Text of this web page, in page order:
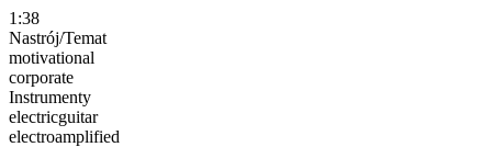
1:38
Nastrój/Temat
motivational
corporate
Instrumenty
electricguitar
electroamplified